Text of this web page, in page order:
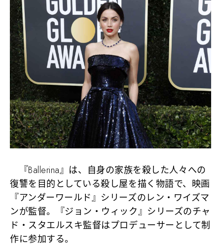
『Ballerina』は、自身の家族を殺した人々への
復讐を目的としている殺し屋を描く物語で、映画
『アンダーワールド』シリーズのレン・ワイズマ
ンが監督。『ジョン・ウィック』シリーズのチャ
ド・スタエルスキ監督はプロデューサーとして制
作に参加する。